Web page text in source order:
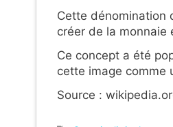
Cette dénomination
créer de la
Ce concept a été
cette image comme
Source :